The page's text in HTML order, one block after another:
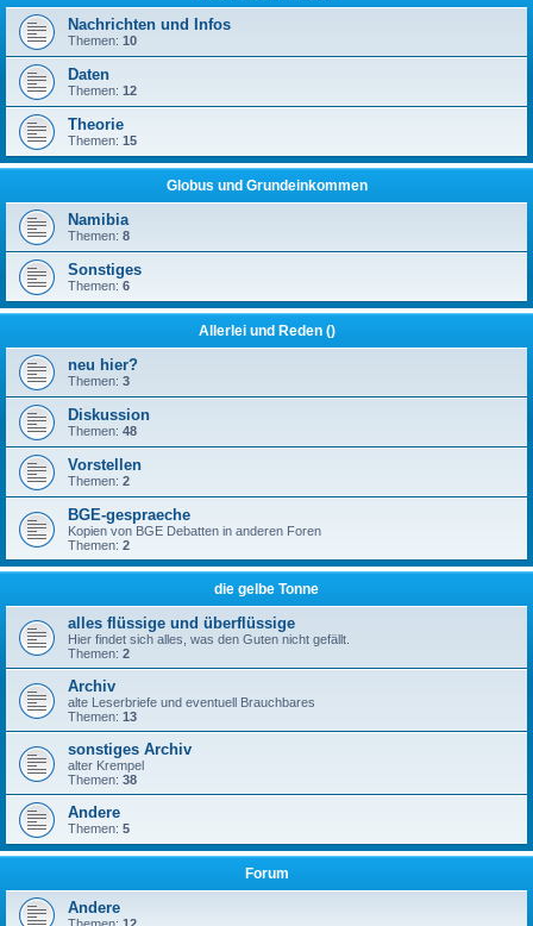
Nachrichten und Infos
Themen: 10
Daten
Themen: 12
Theorie
Themen: 15
Globus und Grundeinkommen
Namibia
Themen: 8
Sonstiges
Themen: 6
Allerlei und Reden ()
neu hier?
Themen: 3
Diskussion
Themen: 48
Vorstellen
Themen: 2
BGE-gespraeche
Kopien von BGE Debatten in anderen Foren
Themen: 2
die gelbe Tonne
alles flüssige und überflüssige
Hier findet sich alles, was den Guten nicht gefällt.
Themen: 2
Archiv
alte Leserbriefe und eventuell Brauchbares
Themen: 13
sonstiges Archiv
alter Krempel
Themen: 38
Andere
Themen: 5
Forum
Andere